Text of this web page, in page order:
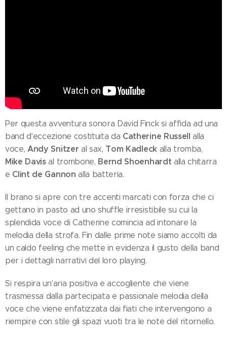
Per questa avventura sonora David Finck si affida ad una
band d'eccezione costituita da Catherine Russell alla
voce, Andy Snitzer al sax, Tom Kadleck alla tromba,
Mike Davisal trombone, Bernd Shoenhardt alla chitarra
e Clint de Gannon alla batteria.
Il brano si apre con tre accenti marcati con forza che ci
gettano in pasto ad uno shuffle irresistibile su cui la
splendida voce di Catherine comincia ad intonare la
melodia della strofa. Fin dalle prime note siamo accolti da
un caldo feeling che mette in evidenza il gusto della band
per i dettagli narrativi del loro playing.
Si respira un'aria positiva e accogliente che viene
trasmessa dalla partecipata e passionale melodia della
voce che viene enfatizzata dai fiati che intervengono a
riempire con stile gli spazi vuoti tra le note del ritornello.